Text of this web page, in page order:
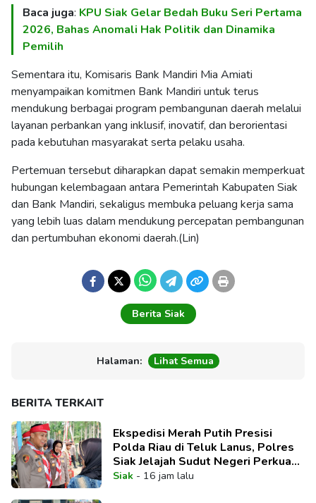
Baca juga: KPU Siak Gelar Bedah Buku Seri Pertama
2026, Bahas Anomali Hak Politik dan Dinamika
Pemilih
Sementara itu, Komisaris Bank Mandiri Mia Amiati
menyampaikan komitmen Bank Mandiri untuk terus
mendukung berbagai program pembangunan daerah melalui
layanan perbankan yang inklusif, inovatif, dan berorientasi
pada kebutuhan masyarakat serta pelaku usaha.
Pertemuan tersebut diharapkan dapat semakin memperkuat
hubungan kelembagaan antara Pemerintah Kabupaten Siak
dan Bank Mandiri, sekaligus membuka peluang kerja sama
yang lebih luas dalam mendukung percepatan pembangunan
dan pertumbuhan ekonomi daerah.(Lin)
Berita Siak
Halaman: Lihat Semua
BERITA TERKAIT
Ekspedisi Merah Putih Presisi
Polda Riau di Teluk Lanus, Polres
Siak Jelajah Sudut Negeri Perkuat
Nasionalisme Sambut HUT RI ke-
Siak- 16 jam lalu